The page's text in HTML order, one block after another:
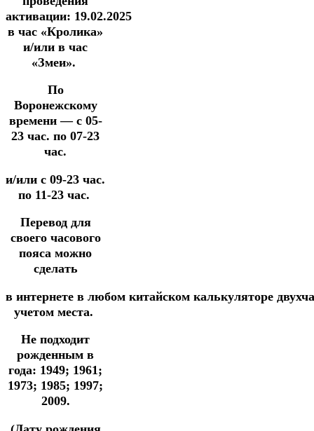
активации: 19.02.2025
в час «Кролика»
и/или в час
«Змеи».
По
Воронежскому
времени — с 05-
23 час. по 07-23
час.
и/или с 09-23 час.
по 11-23 час.
Перевод для
своего часового
пояса можно
сделать
в интернете в любом китайском калькуляторе
учетом места.
Не подходит
рожденным в
года: 1949; 1961;
1973; 1985; 1997;
2009.